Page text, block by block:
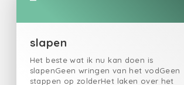
slapen
Het beste wat ik nu kan doen is
slapenGeen wringen van het vodGeen
stappen op zolderHet laken over het